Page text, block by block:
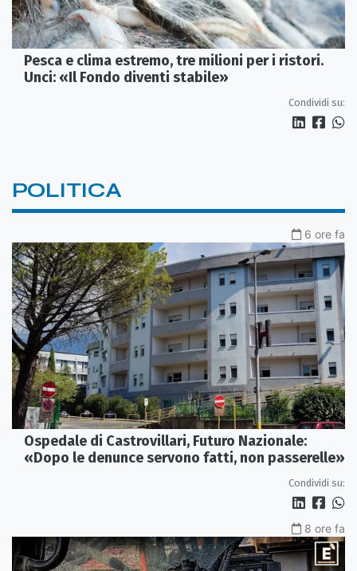
Pesca e clima estremo, tre milioni per i ristori.
Unci: «Il Fondo diventi stabile»
Condividi su:
POLITICA
6 ore fa
Ospedale di Castrovillari, Futuro Nazionale:
«Dopo le denunce servono fatti, non passerelle»
Condividi su:
8 ore fa